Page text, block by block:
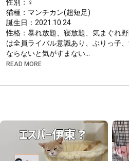
性別：♀
猫種：マンチカン(超短足)
誕生日：2021.10.24
性格：暴れ放題、寝放題、気まぐれ
は全員ライバル意識あり、ぶりっ子
ならないと気がすまない
※飼い主の性格と同じです
＃猫 ＃子猫 ＃マンチカン ＃お
READ MORE